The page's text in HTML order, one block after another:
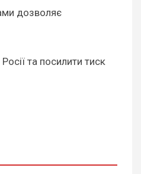
дозволяє
та посилити тиск